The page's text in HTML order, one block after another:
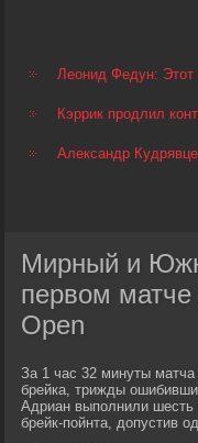
Леонид Федун: Этот
Кэррик продлил
Александр
Мирный и
первом
Open
За 1 час 32 минуты
брейка, трижды
Адриан выполнили шесть
брейк-пойнта, допустив